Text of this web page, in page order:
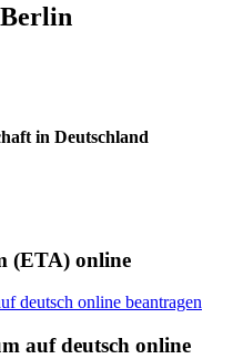
in Deutschland
(ETA) online
deutsch online beantragen
auf deutsch online